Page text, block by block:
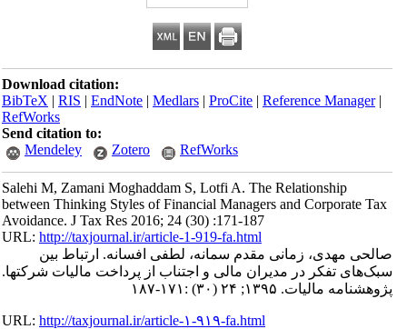
Download citation:
BibTeX|RIS|EndNote|Medlars|ProCite|Reference Manager
RefWorks
Send citation to:
Mendeley
Zotero RefWorks
Salehi M, Zamani Moghaddam S, Lotfi A. The Relationship
between Thinking Styles of Financial Managers and Corporate Tax
Avoidance. J Tax Res 2016; 24 (30) :171-187
URL:http://taxjournal.ir/article-1-919-fa.html
صالحی مهدی، زمانی مقدم سمانه، لطفی افسانه. ارتباط بین
سبک‌های تفکر در مدیران مالی و اجتناب از پرداخت مالیات شرکتها.
پژوهشنامه مالیات. ۱۳۹۵; ۲۴ (۳۰) :۱۷۱-۱۸۷
URL:http://taxjournal.ir/article-۱-۹۱۹-fa.html